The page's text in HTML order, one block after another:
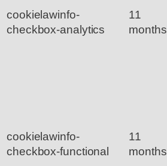
cookielawinfo-
checkbox-analytics
11
months
cookielawinfo-
checkbox-functional
11
months